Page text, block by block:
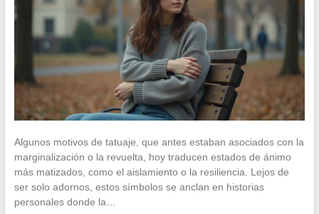
Algunos motivos de tatuaje, que antes estaban asociados con la
marginalización o la revuelta, hoy traducen estados de ánimo
más matizados, como el aislamiento o la resiliencia. Lejos de
ser solo adornos, estos símbolos se anclan en historias
personales donde la…